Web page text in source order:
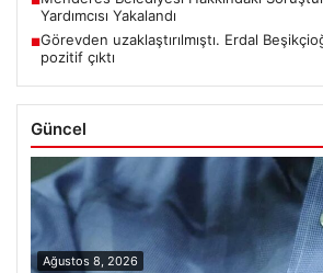
Yardımcısı Yakalandı
■Görevden uzaklaştırılmıştı. Erdal
pozitif çıktı
Güncel
Ağustos 8, 2026